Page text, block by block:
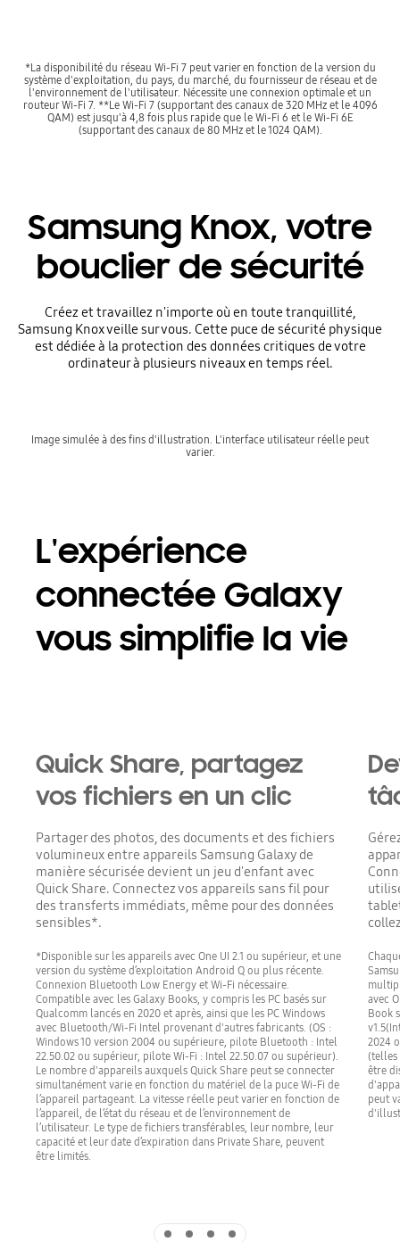
*La disponibilité du réseau Wi-Fi 7 peut varier en fonction de la version du
système d'exploitation, du pays, du marché, du fournisseur de réseau et de
l'environnement de l'utilisateur. Nécessite une connexion optimale et un
routeur Wi-Fi 7. **Le Wi-Fi 7 (supportant des canaux de 320 MHz et le 4096
QAM) est jusqu'à 4,8 fois plus rapide que le Wi-Fi 6 et le Wi-Fi 6E
(supportant des canaux de 80 MHz et le 1024 QAM).
Samsung Knox, votre
bouclier de sécurité
Créez et travaillez n'importe où en toute tranquillité,
Samsung Knox veille sur vous. Cette puce de sécurité physique
est dédiée à la protection des données critiques de votre
ordinateur à plusieurs niveaux en temps réel.
Image simulée à des fins d'illustration. L'interface utilisateur réelle peut
varier.
L'expérience
connectée Galaxy
vous simplifie la vie
Quick Share, partagez
vos fichiers en un clic
Partager des photos, des documents et des fichiers
volumineux entre appareils Samsung Galaxy de
manière sécurisée devient un jeu d'enfant avec
Quick Share. Connectez vos appareils sans fil pour
des transferts immédiats, même pour des données
sensibles*.
*Disponible sur les appareils avec One UI 2.1 ou supérieur, et une
version du système d’exploitation Android Q ou plus récente.
Connexion Bluetooth Low Energy et Wi-Fi nécessaire.
Compatible avec les Galaxy Books, y compris les PC basés sur
Qualcomm lancés en 2020 et après, ainsi que les PC Windows
avec Bluetooth/Wi-Fi Intel provenant d'autres fabricants. (OS :
Windows 10 version 2004 ou supérieure, pilote Bluetooth : Intel
22.50.02 ou supérieur, pilote Wi-Fi : Intel 22.50.07 ou supérieur).
Le nombre d'appareils auxquels Quick Share peut se connecter
simultanément varie en fonction du matériel de la puce Wi-Fi de
l’appareil partageant. La vitesse réelle peut varier en fonction de
l’appareil, de l’état du réseau et de l’environnement de
l’utilisateur. Le type de fichiers transférables, leur nombre, leur
capacité et leur date d’expiration dans Private Share, peuvent
être limités.
avec
Book
2024
(telles
être
peut